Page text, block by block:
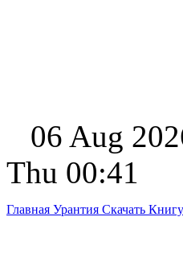
06 Aug
Thu 00:41
Главная Урантия Скачать